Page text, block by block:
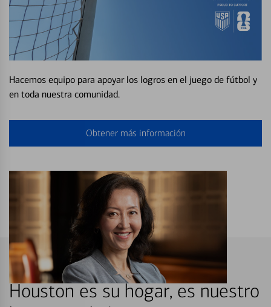
Hacemos equipo para apoyar los logros en el juego de fútbol y
en toda nuestra comunidad.
Obtener más información
Houston es su hogar, es nuestro